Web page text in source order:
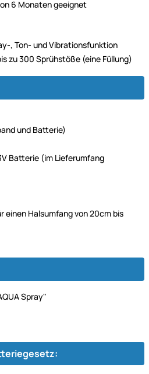
6 Monaten geeignet
, Ton- und Vibrationsfunktion
zu 300 Sprühstöße (eine Füllung)
und Batterie)
Batterie (im Lieferumfang
einen Halsumfang von 20cm bis
Spray"